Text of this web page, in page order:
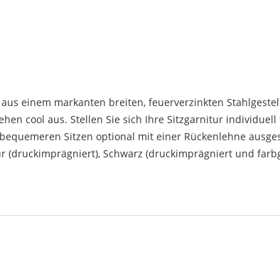
einem markanten breiten, feuerverzinkten
cool aus. Stellen Sie sich Ihre Sitzgarnitur individuell
Sitzen optional mit einer Rückenlehne
(druckimprägniert), Schwarz (druckimprägniert und